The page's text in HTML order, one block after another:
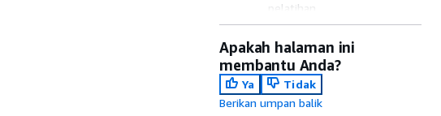
pelatihan
Langkah 5: Pantau status
pekerjaan
Langkah 6: Lihat hasil
pekerjaan
Langkah 7: Bersihkan
sumber daya tutorial Anda
Apakah halaman ini
membantu Anda?
Ya
Tidak
Berikan umpan balik